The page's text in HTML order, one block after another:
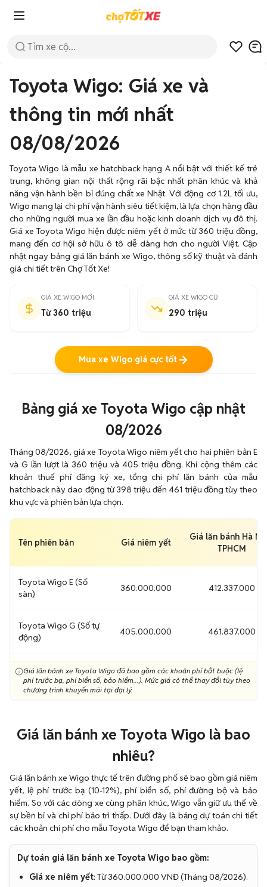
Toyota Wigo: Giá xe và
thông tin mới nhất
08/08/2026
Toyota Wigo là mẫu xe hatchback hạng A nổi bật với thiết kế trẻ
trung, không gian nội thất rộng rãi bậc nhất phân khúc và khả
năng vận hành bền bỉ đúng chất xe Nhật. Với động cơ 1.2L tối ưu,
Wigo mang lại chi phí vận hành siêu tiết kiệm, là lựa chọn hàng đầu
cho những người mua xe lần đầu hoặc kinh doanh dịch vụ đô thị.
Giá xe Toyota Wigo hiện được niêm yết ở mức từ 360 triệu đồng,
mang đến cơ hội sở hữu ô tô dễ dàng hơn cho người Việt. Cập
nhật ngay bảng giá lăn bánh xe Wigo, thông số kỹ thuật và đánh
giá chi tiết trên Chợ Tốt Xe!
GIÁ XE WIGO MỚI
Từ 360 triệu
GIÁ XE WIGO CŨ
290 triệu
Mua xe Wigo giá cực tốt
Bảng giá xe Toyota Wigo cập nhật
08/2026
Tháng 08/2026, giá xe Toyota Wigo niêm yết cho hai phiên bản E
và G lần lượt là 360 triệu và 405 triệu đồng. Khi cộng thêm các
khoản thuế phí đăng ký xe, tổng chi phí lăn bánh của mẫu
hatchback này dao động từ 398 triệu đến 461 triệu đồng tùy theo
khu vực và phiên bản lựa chọn.
Tên phiên bản Giá niêm yết
Giá lăn bánh Hà
TPHCM
Toyota Wigo E (Số
sàn)
360.000.000 412.337.000
Toyota Wigo G (Số tự
động)
405.000.000 461.837.000
Giá lăn bánh xe Toyota Wigo đã bao gồm các khoản phí bắt buộc (lệ
phí trước bạ, phí biển số, bảo hiểm...). Mức giá có thể thay đổi tùy theo
chương trình khuyến mãi tại đại lý.
Giá lăn bánh xe Toyota Wigo là bao
nhiêu?
Giá lăn bánh xe Wigo thực tế trên đường phố sẽ bao gồm giá niêm
yết, lệ phí trước bạ (10-12%), phí biển số, phí đường bộ và bảo
hiểm. So với các dòng xe cùng phân khúc, Wigo vẫn giữ ưu thế về
sự bền bỉ và chi phí bảo trì thấp. Dưới đây là bảng dự toán chi tiết
các khoản chi phí cho mẫu Toyota Wigo để bạn tham khảo.
Dự toán giá lăn bánh xe Toyota Wigo bao gồm:
Giá xe niêm yết: Từ 360.000.000 VNĐ (Tháng 08/2026).